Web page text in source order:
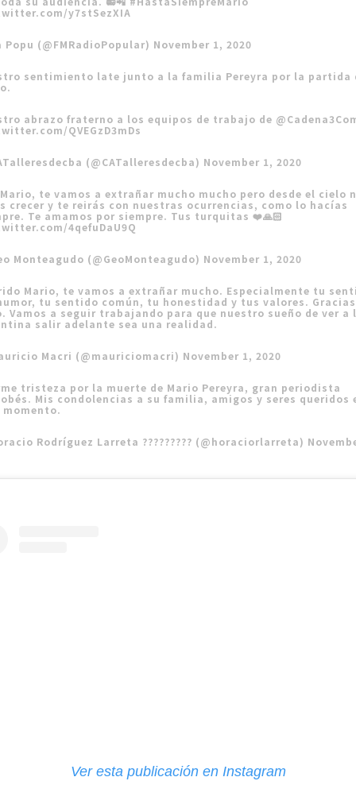
y7stSezXIA
Popu (@FMRadioPopular) November 1, 2020
sentimiento late junto a la familia Pereyra por la partida
abrazo fraterno a los equipos de trabajo de
QVEGzD3mDs
(@CATalleresdecba) November 1, 2020
te vamos a extrañar mucho mucho pero desde el cielo
crecer y te reirás con nuestras ocurrencias, como lo hacías
Te amamos por siempre. Tus turquitas ❤️🙏🏻
4qefuDaU9Q
Monteagudo (@GeoMonteagudo) November 1, 2020
Mario, te vamos a extrañar mucho. Especialmente tu
tu sentido común, tu honestidad y tus valores.
Vamos a seguir trabajando para que nuestro sueño de ver a
salir adelante sea una realidad.
Macri (@mauriciomacri) November 1, 2020
tristeza por la muerte de Mario Pereyra, gran periodista
Mis condolencias a su familia, amigos y seres queridos
momento.
Rodríguez Larreta ????????? (@horaciorlarreta)
Ver esta publicación en Instagram